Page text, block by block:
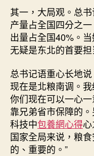
其一，大局观。总
产量占全国四分之
出量占全国40%。当
无疑是东北的首要担
总书记语重心长地
现在是北粮南调。
你们现在可以一心
靠兄弟省市保障的
科技中包養網心得
国家全局来说，粮食
的、重要的。”